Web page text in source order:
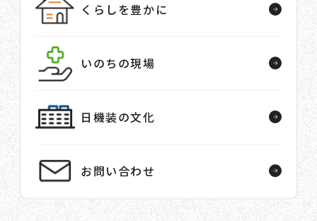
くらしを豊かに
いのちの現場
日機装の文化
お問い合わせ